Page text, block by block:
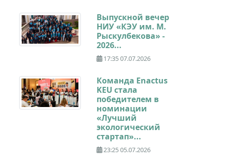
Выпускной вечер
НИУ «КЭУ им. М.
Рыскулбекова» -
2026...
17:35 07.07.2026
Команда Enactus
KEU стала
победителем в
номинации
«Лучший
экологический
стартап»...
23:25 05.07.2026